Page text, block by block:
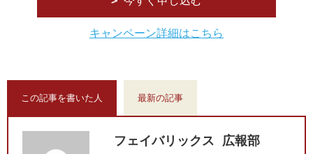
キャンペーン詳細はこちら
この記事を書いた人 最新の記事
フェイバリックス 広報部